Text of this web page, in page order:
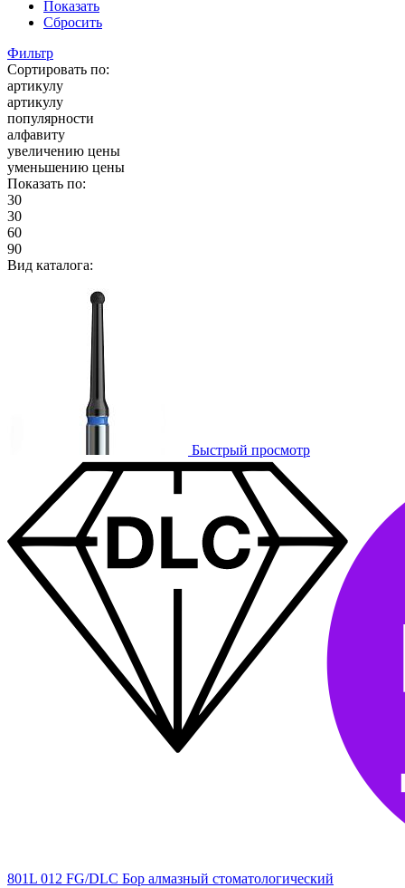
Показать
Сбросить
Фильтр
Сортировать по:
артикулу
артикулу
популярности
алфавиту
увеличению цены
уменьшению цены
Показать по:
30
30
60
90
Вид каталога:
Быстрый просмотр
801L 012 FG/DLC Бор алмазный стоматологический